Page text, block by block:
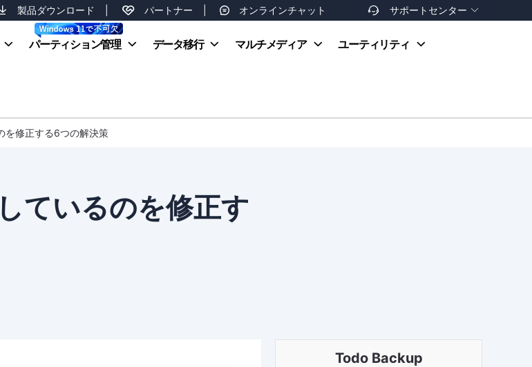
製品ダウンロード パートナー オンラインチャット  サポートセンター 
お支払い方法
パーティション管理 データ移行 マルチメディア ユーティリティ
を修正する6つの解決策
ているのを修正す
Todo Backup